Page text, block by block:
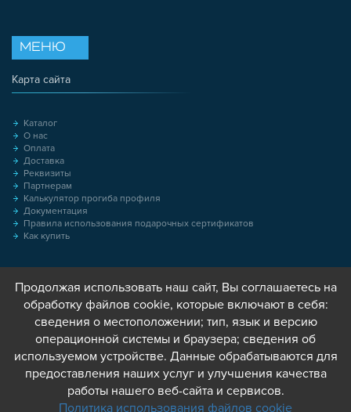
МЕНЮ
Карта сайта
Каталог
О нас
Оплата
Доставка
Реквизиты
Партнерам
Калькулятор прогиба профиля
Документация
Правила использования подарочных сертификатов
Как купить
Продолжая использовать наш сайт, Вы соглашаетесь на
обработку файлов cookie, которые включают в себя:
сведения о местоположении; тип, язык и версию
операционной системы и браузера; сведения об
используемом устройстве. Данные обрабатываются для
предоставления наших услуг и улучшения качества
работы нашего веб-сайта и сервисов.
Политика использования файлов cookie